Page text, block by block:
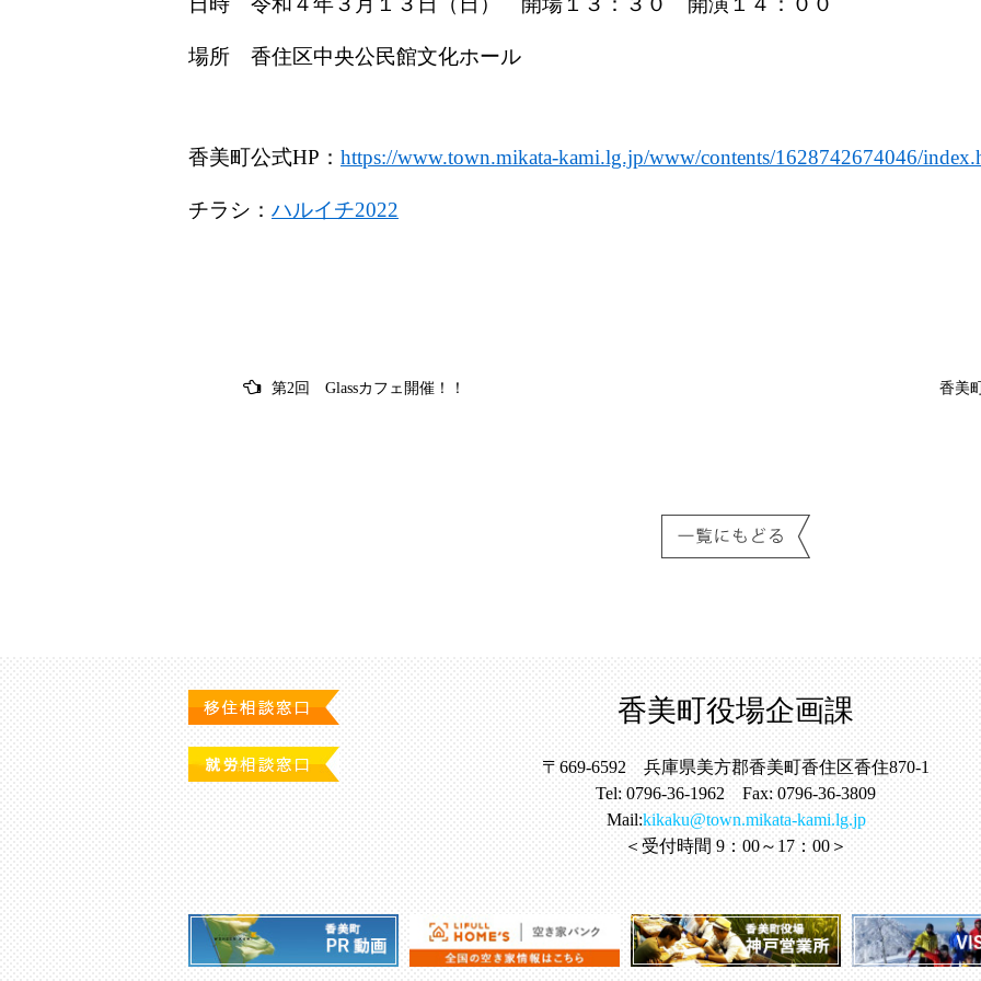
場所 香住区中央公民館文化ホール
香美町公式HP： https://www.town.mikata-kami.lg.jp/www/contents/1628742674046/
チラシ： ハルイチ2022
第2回 Glassカフェ開催！！ 香美
香美町役場企画課
〒669-6592 兵庫県美方郡香美町香住区香住870-1
Tel: 0796-36-1962 Fax: 0796-36-3809
Mail:kikaku@town.mikata-kami.lg.jp
＜受付時間 9：00～17：00＞